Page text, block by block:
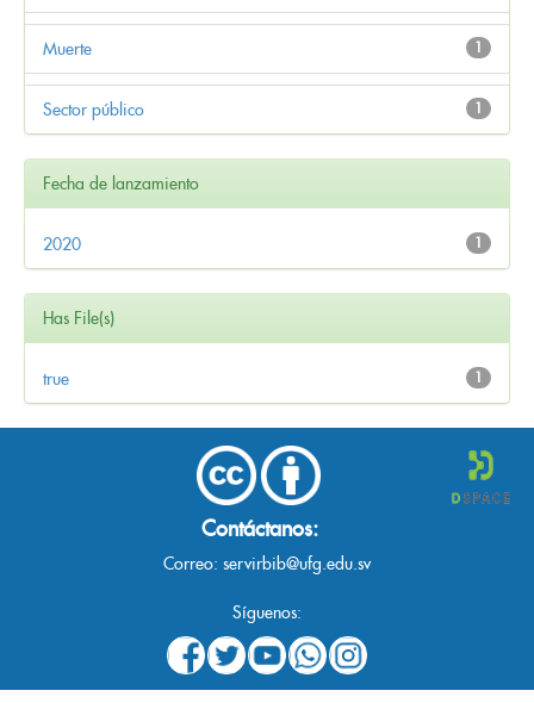
1
Muerte
1
Sector público
Fecha de lanzamiento
1
2020
Has File(s)
1
true
Contáctanos:
Correo: servirbib@ufg.edu.sv
Síguenos: